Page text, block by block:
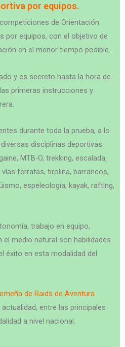
por equipos.
de Orientación
por equipos, con el objetivo de
en el menor tiempo posible.
y es secreto hasta la hora de
primeras instrucciones y
durante toda la prueba, a lo
disciplinas deportivas
MTB-O, trekking, escalada,
ferratas, tirolina, barrancos,
espeleología, kayak, rafting,
trabajo en equipo,
el medio natural son habilidades
éxito en esta modalidad del
de Raids de Aventura
entre las principales
a nivel nacional.